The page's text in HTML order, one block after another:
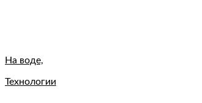
На воде,
Технологии